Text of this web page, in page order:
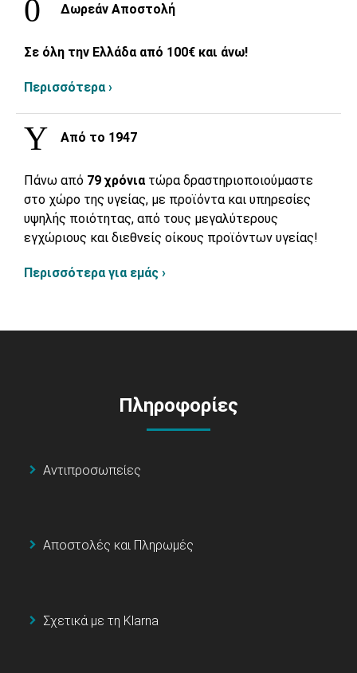
Δωρεάν Αποστολή
Σε όλη την Ελλάδα από 100€ και άνω!
Περισσότερα ›
Από το 1947
Πάνω από 79 χρόνια τώρα δραστηριοποιούμαστε
στο χώρο της υγείας, με προϊόντα και υπηρεσίες
υψηλής ποιότητας, από τους μεγαλύτερους
εγχώριους και διεθνείς οίκους προϊόντων υγείας!
Περισσότερα για εμάς ›
Πληροφορίες
Αντιπροσωπείες
Αποστολές και Πληρωμές
Σχετικά με τη Klarna